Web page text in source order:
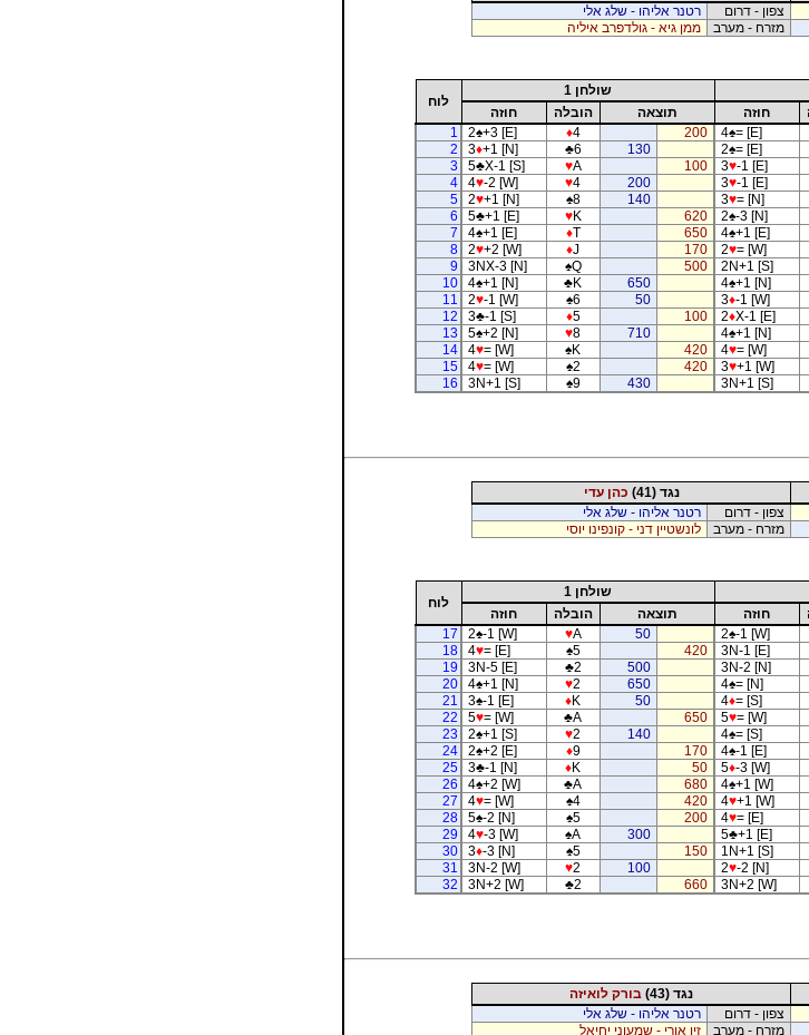
צפון - דרום
רטנר אליהו - שלג אלי
מזרח - מערב ממן גיא - גולדפרב איליה
שולחן 1
לוח
חוזה תוצאה הובלה
חוזה
4♠= [E]
200
♦4
2♠+3 [E]
1
2♠= [E]
130
♣6
3♦+1 [N]
2
3♥-1 [E]
100
♥A
5♣X-1 [S]
3
3♥-1 [E]
200
♥4
4♥-2 [W]
4
3♥= [N]
140
♠8
2♥+1 [N]
5
2♠-3 [N]
620
♥K
5♣+1 [E]
6
4♠+1 [E]
650
♦T
4♠+1 [E]
7
2♥= [W]
170
♦J
2♥+2 [W]
8
2N+1 [S]
500
♠Q
3NX-3 [N]
9
4♠+1 [N]
650
♣K
4♠+1 [N]
10
3♦-1 [W]
50
♠6
2♥-1 [W]
11
2♦X-1 [E]
100
♦5
3♣-1 [S]
12
4♠+1 [N]
710
♥8
5♠+2 [N]
13
4♥= [W]
420
♠K
4♥= [W]
14
3♥+1 [W]
420
♠2
4♥= [W]
15
3N+1 [S]
430
♠9
3N+1 [S]
16
נגד (41)
כהן עדי
צפון - דרום
רטנר אליהו - שלג אלי
מזרח - מערב לונשטיין דני - קונפינו יוסי
שולחן 1
לוח
חוזה תוצאה הובלה
חוזה
2♠-1 [W]
50
♥A
2♠-1 [W]
17
3N-1 [E]
420
♠5
4♥= [E]
18
3N-2 [N]
500
♣2
3N-5 [E]
19
4♠= [N]
650
♥2
4♠+1 [N]
20
4♦= [S]
50
♦K
3♠-1 [E]
21
5♥= [W]
650
♣A
5♥= [W]
22
4♠= [S]
140
♥2
2♠+1 [S]
23
4♠-1 [E]
170
♦9
2♠+2 [E]
24
5♦-3 [W]
50
♦K
3♣-1 [N]
25
4♠+1 [W]
680
♣A
4♠+2 [W]
26
4♥+1 [W]
420
♠4
4♥= [W]
27
4♥= [E]
200
♠5
5♠-2 [N]
28
5♣+1 [E]
300
♠A
4♥-3 [W]
29
1N+1 [S]
150
♠5
3♦-3 [N]
30
2♥-2 [N]
100
♥2
3N-2 [W]
31
3N+2 [W]
660
♣2
3N+2 [W]
32
נגד (43)
בורק לואיזה
צפון - דרום
רטנר אליהו - שלג אלי
מזרח - מערב זיו אורי - שמעוני יחיאל